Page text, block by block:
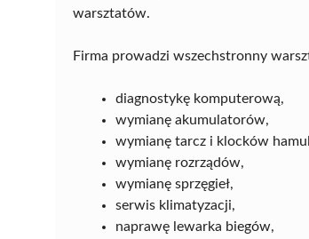
warsztatów.
Firma prowadzi wszechstronny
diagnostykę komputerową,
wymianę akumulatorów,
wymianę tarcz i klocków
wymianę rozrządów,
wymianę sprzęgieł,
serwis klimatyzacji,
naprawę lewarka biegów,